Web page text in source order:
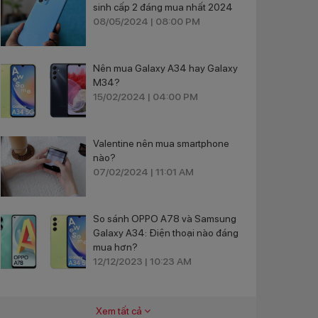
sinh cấp 2 đáng mua nhất 2024
08/05/2024 | 08:00 PM
Nên mua Galaxy A34 hay Galaxy
M34?
15/02/2024 | 04:00 PM
Valentine nên mua smartphone
nào?
07/02/2024 | 11:01 AM
So sánh OPPO A78 và Samsung
Galaxy A34: Điện thoại nào đáng
mua hơn?
12/12/2023 | 10:23 AM
Xem tất cả